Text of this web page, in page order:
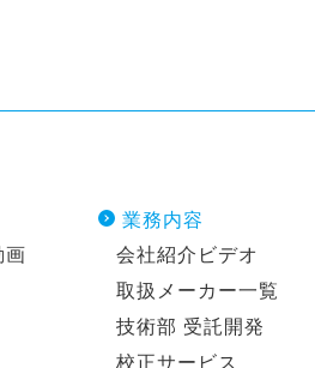
画
業務内容
会社紹介ビデオ
取扱メーカー一覧
技術部 受託開発
校正サービス